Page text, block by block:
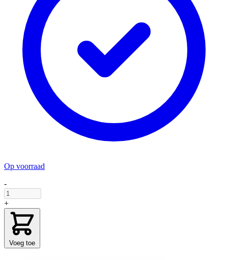
Op voorraad
-
+
Voeg toe